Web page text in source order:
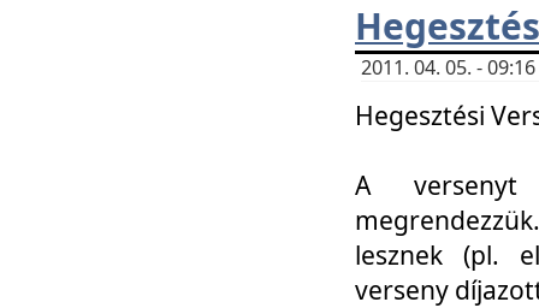
2011. 04. 05. -
Hegesztési
A versenyt
lesznek (pl.
verseny